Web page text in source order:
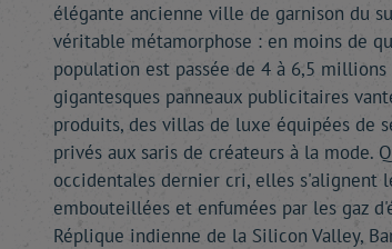
élégante ancienne ville de garnison du
véritable métamorphose : en moins de
population est passée de 4 à 6,5 millions
gigantesques panneaux publicitaires
produits, des villas de luxe équipées de
privés aux saris de créateurs à la mode.
occidentales dernier cri, elles s'alignent
embouteillées et enfumées par les gaz
Réplique indienne de la Silicon Valley,